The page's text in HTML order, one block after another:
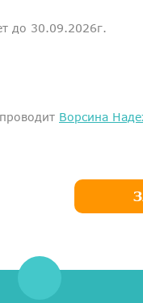
до 30.09.2026г.
Ворсина